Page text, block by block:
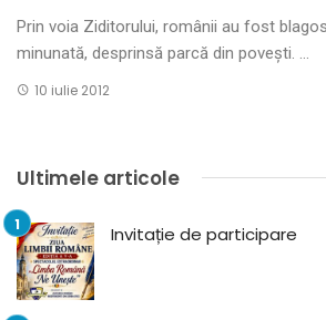
Prin voia Ziditorului, românii au fost
minunată, desprinsă parcă din povești. ...
10 iulie 2012
Ultimele articole
Invitație de participare